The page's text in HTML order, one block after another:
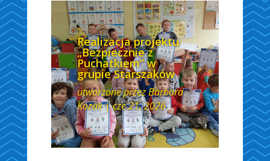
Realizacja projektu
„Bezpiecznie z
Puchatkiem” w
grupie Starszaków
utworzone przezBarbara
Kozak|cze 21, 2026